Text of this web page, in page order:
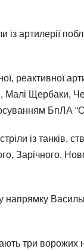
артилерії
реактивної
Щербаки,
БпЛА
із танків,
Зарічного,
три ворожих